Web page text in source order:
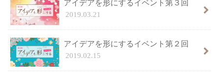
アイデアを形にするイベント第３回
2019.03.21
アイデアを形にするイベント第２回
2019.02.15